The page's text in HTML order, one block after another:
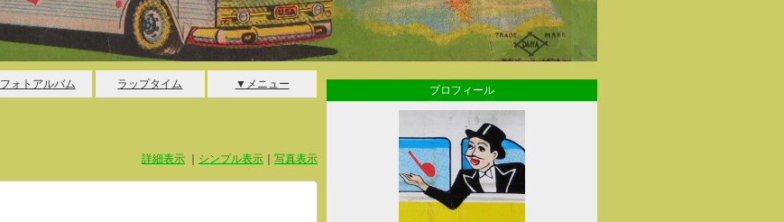
フォトアルバム ラップタイム ▼メニュー
詳細表示 シンプル表示 写真表示
プロフィール